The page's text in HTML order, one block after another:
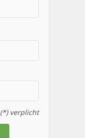
(*) verplicht